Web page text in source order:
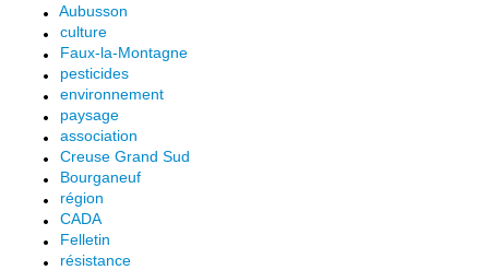
Aubusson
culture
Faux-la-Montagne
pesticides
environnement
paysage
association
Creuse Grand Sud
Bourganeuf
région
CADA
Felletin
résistance